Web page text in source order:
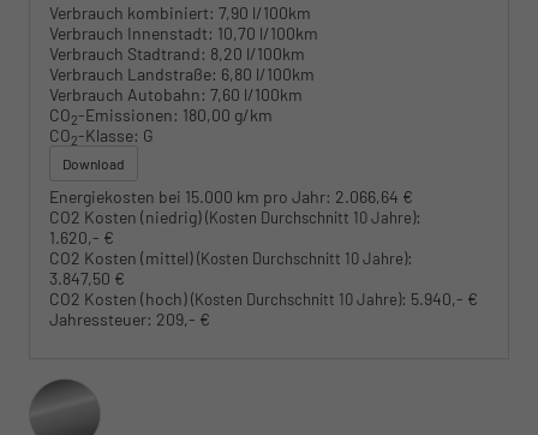
Verbrauch kombiniert: 7,90 l/100km
Verbrauch Innenstadt: 10,70 l/100km
Verbrauch Stadtrand: 8,20 l/100km
Verbrauch Landstraße: 6,80 l/100km
Verbrauch Autobahn: 7,60 l/100km
CO2-Emissionen: 180,00 g/km
CO2-Klasse: G
Download
Energiekosten bei 15.000 km pro Jahr: 2.066,64 €
CO2 Kosten (niedrig)(Kosten Durchschnitt 10 Jahre):
1.620,- €
CO2 Kosten (mittel)(Kosten Durchschnitt 10 Jahre):
3.847,50 €
CO2 Kosten (hoch)(Kosten Durchschnitt 10 Jahre): 5.940,- €
Jahressteuer: 209,- €